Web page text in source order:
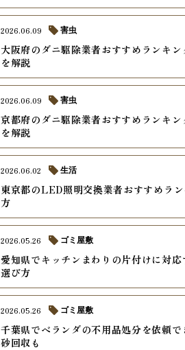
大阪府のダニ駆除業者おすすめランキ
を解説
2026.06.09 害虫
京都府のダニ駆除業者おすすめランキ
を解説
2026.06.09 害虫
東京都のLED照明交換業者おすすめラ
方
2026.06.02 生活
愛知県でキッチンまわりの片付けに対
選び方
2026.05.26 ゴミ屋敷
千葉県でベランダの不用品処分を依頼
砂回収も
2026.05.26 ゴミ屋敷